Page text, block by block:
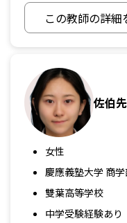
この教師の詳細
佐伯
女性
慶應義塾大学 商学
雙葉高等学校
中学受験経験あり